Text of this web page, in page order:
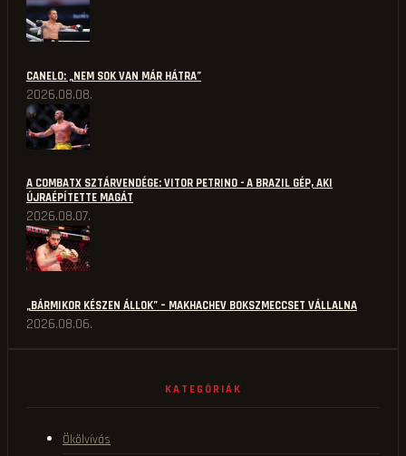
CANELO: „NEM SOK VAN MÁR HÁTRA”
2026.08.08.
A COMBATX SZTÁRVENDÉGE: VITOR PETRINO - A BRAZIL GÉP, AKI
ÚJRAÉPÍTETTE MAGÁT
2026.08.07.
„BÁRMIKOR KÉSZEN ÁLLOK” – MAKHACHEV BOKSZMECCSET VÁLLALNA
2026.08.06.
KATEGÓRIÁK
Ökölvívás